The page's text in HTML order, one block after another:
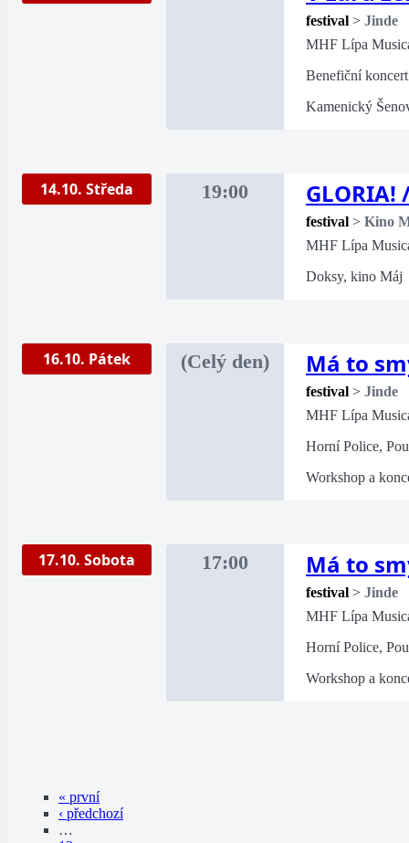
festival > Jinde
MHF Lípa
Benefiční
Kamenický
14.10. Středa 19:00
festival > Kino
MHF Lípa
Doksy, kino Máj
16.10. Pátek (Celý den) Má to
festival > Jinde
MHF Lípa
Horní Police,
Workshop a
17.10. Sobota 17:00 Má to
festival > Jinde
MHF Lípa
Horní Police,
Workshop a
« první
‹ předchozí
…